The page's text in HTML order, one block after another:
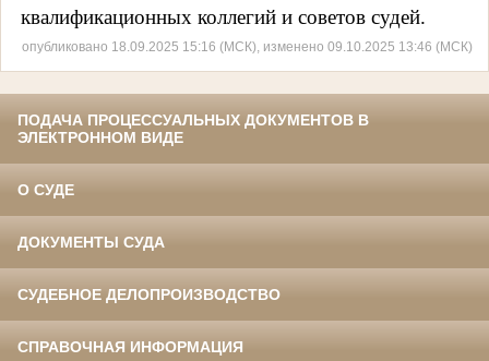
квалификационных коллегий и советов судей.
опубликовано 18.09.2025 15:16 (МСК), изменено 09.10.2025 13:46 (МСК)
ПОДАЧА ПРОЦЕССУАЛЬНЫХ ДОКУМЕНТОВ В
ЭЛЕКТРОННОМ ВИДЕ
О СУДЕ
ДОКУМЕНТЫ СУДА
СУДЕБНОЕ ДЕЛОПРОИЗВОДСТВО
СПРАВОЧНАЯ ИНФОРМАЦИЯ